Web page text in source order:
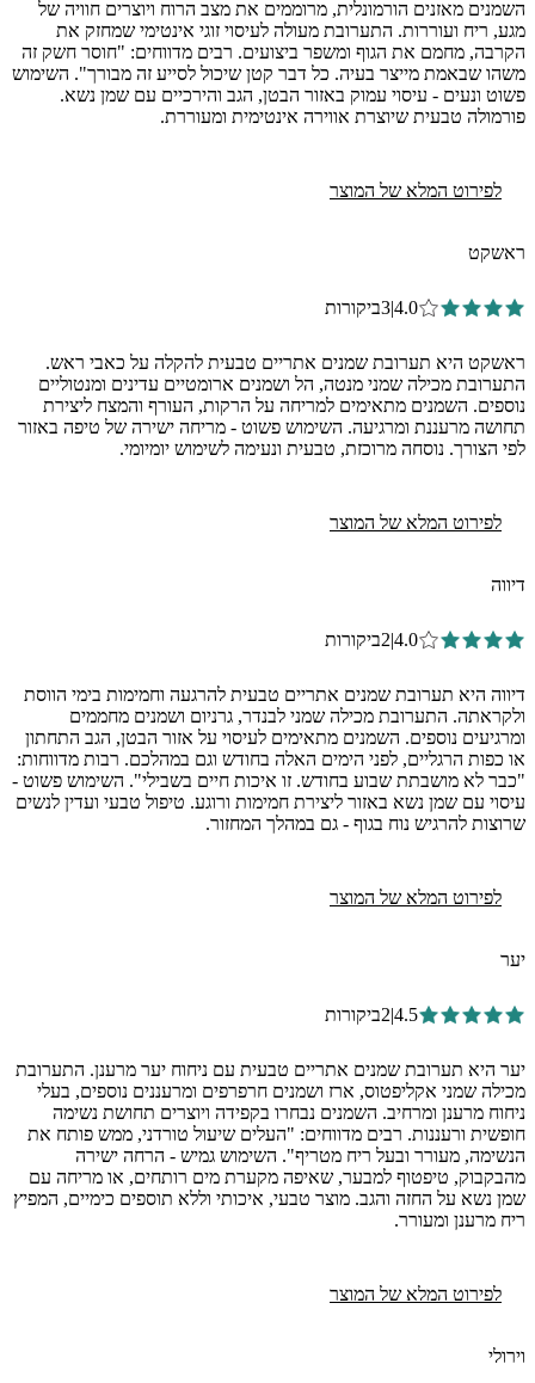
השמנים מאזנים הורמונלית, מרוממים את מצב הרוח ויוצרים חוויה של
מגע, ריח ועוררות. התערובת מעולה לעיסוי זוגי אינטימי שמחזק את
הקרבה, מחמם את הגוף ומשפר ביצועים. רבים מדווחים: "חוסר חשק זה
משהו שבאמת מייצר בעיה. כל דבר קטן שיכול לסייע זה מבורך". השימוש
פשוט ונעים - עיסוי עמוק באזור הבטן, הגב והירכיים עם שמן נשא.
פורמולה טבעית שיוצרת אווירה אינטימית ומעוררת.
לפירוט המלא של המוצר
ראשקט
4.0
|
3ביקורות
ראשקט היא תערובת שמנים אתריים טבעית להקלה על כאבי ראש.
התערובת מכילה שמני מנטה, הל ושמנים ארומטיים עדינים ומנטוליים
נוספים. השמנים מתאימים למריחה על הרקות, העורף והמצח ליצירת
תחושה מרעננת ומרגיעה. השימוש פשוט - מריחה ישירה של טיפה באזור
לפי הצורך. נוסחה מרוכזת, טבעית ונעימה לשימוש יומיומי.
לפירוט המלא של המוצר
דיווה
4.0
|
2ביקורות
דיווה היא תערובת שמנים אתריים טבעית להרגעה וחמימות בימי הווסת
ולקראתה. התערובת מכילה שמני לבנדר, גרניום ושמנים מחממים
ומרגיעים נוספים. השמנים מתאימים לעיסוי על אזור הבטן, הגב התחתון
או כפות הרגליים, לפני הימים האלה בחודש וגם במהלכם. רבות מדווחות:
"כבר לא מושבתת שבוע בחודש. זו איכות חיים בשבילי". השימוש פשוט -
עיסוי עם שמן נשא באזור ליצירת חמימות ורוגע. טיפול טבעי ועדין לנשים
שרוצות להרגיש נוח בגוף - גם במהלך המחזור.
לפירוט המלא של המוצר
יער
4.5
|
2ביקורות
יער היא תערובת שמנים אתריים טבעית עם ניחוח יער מרענן. התערובת
מכילה שמני אקליפטוס, ארז ושמנים חרפרפים ומרעננים נוספים, בעלי
ניחוח מרענן ומרחיב. השמנים נבחרו בקפידה ויוצרים תחושת נשימה
חופשית ורעננות. רבים מדווחים: "העלים שיעול טורדני, ממש פותח את
הנשימה, מעורר ובעל ריח מטריף". השימוש גמיש - הרחה ישירה
מהבקבוק, טיפטוף למבער, שאיפה מקערת מים רותחים, או מריחה עם
שמן נשא על החזה והגב. מוצר טבעי, איכותי וללא תוספים כימיים, המפיץ
ריח מרענן ומעורר.
לפירוט המלא של המוצר
וירולי